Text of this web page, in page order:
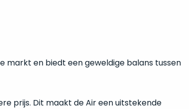
markt en biedt een geweldige balans tussen
prijs. Dit maakt de Air een uitstekende